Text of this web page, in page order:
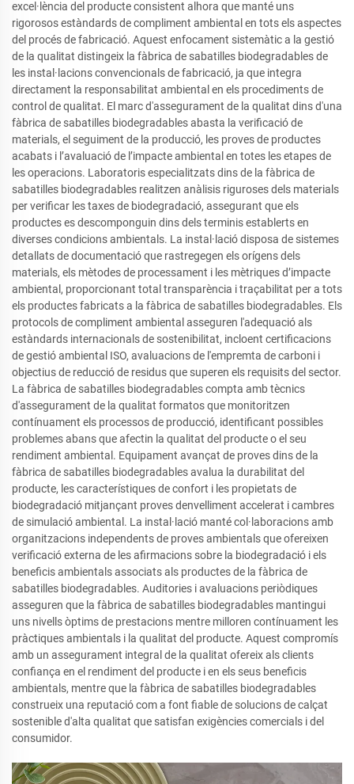
excel·lència del producte consistent alhora que manté uns
rigorosos estàndards de compliment ambiental en tots els aspectes
del procés de fabricació. Aquest enfocament sistemàtic a la gestió
de la qualitat distingeix la fàbrica de sabatilles biodegradables de
les instal·lacions convencionals de fabricació, ja que integra
directament la responsabilitat ambiental en els procediments de
control de qualitat. El marc d'assegurament de la qualitat dins d'una
fàbrica de sabatilles biodegradables abasta la verificació de
materials, el seguiment de la producció, les proves de productes
acabats i l’avaluació de l’impacte ambiental en totes les etapes de
les operacions. Laboratoris especialitzats dins de la fàbrica de
sabatilles biodegradables realitzen anàlisis riguroses dels materials
per verificar les taxes de biodegradació, assegurant que els
productes es descomponguin dins dels terminis establerts en
diverses condicions ambientals. La instal·lació disposa de sistemes
detallats de documentació que rastregegen els orígens dels
materials, els mètodes de processament i les mètriques d’impacte
ambiental, proporcionant total transparència i traçabilitat per a tots
els productes fabricats a la fàbrica de sabatilles biodegradables. Els
protocols de compliment ambiental asseguren l'adequació als
estàndards internacionals de sostenibilitat, incloent certificacions
de gestió ambiental ISO, avaluacions de l'empremta de carboni i
objectius de reducció de residus que superen els requisits del sector.
La fàbrica de sabatilles biodegradables compta amb tècnics
d'assegurament de la qualitat formatos que monitoritzen
contínuament els processos de producció, identificant possibles
problemes abans que afectin la qualitat del producte o el seu
rendiment ambiental. Equipament avançat de proves dins de la
fàbrica de sabatilles biodegradables avalua la durabilitat del
producte, les característiques de confort i les propietats de
biodegradació mitjançant proves denvelliment accelerat i cambres
de simulació ambiental. La instal·lació manté col·laboracions amb
organitzacions independents de proves ambientals que ofereixen
verificació externa de les afirmacions sobre la biodegradació i els
beneficis ambientals associats als productes de la fàbrica de
sabatilles biodegradables. Auditories i avaluacions periòdiques
asseguren que la fàbrica de sabatilles biodegradables mantingui
uns nivells òptims de prestacions mentre milloren contínuament les
pràctiques ambientals i la qualitat del producte. Aquest compromís
amb un assegurament integral de la qualitat ofereix als clients
confiança en el rendiment del producte i en els seus beneficis
ambientals, mentre que la fàbrica de sabatilles biodegradables
construeix una reputació com a font fiable de solucions de calçat
sostenible d'alta qualitat que satisfan exigències comercials i del
consumidor.